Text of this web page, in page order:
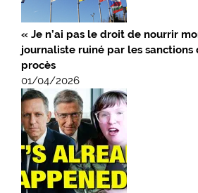
« Je n’ai pas le droit de nourrir
journaliste ruiné par les sanctions
procès
01/04/2026